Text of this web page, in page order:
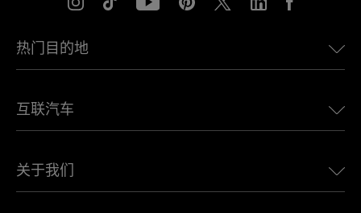
热门目的地
欧洲eSIM
加拿大eSIM
互联汽车
适用于 LandRover 的 Ubigi
关于我们